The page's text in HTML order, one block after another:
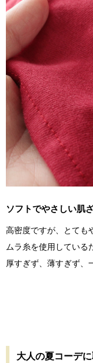
ソフトでやさしい肌ざ
高密度ですが、とても
ムラ糸を使用している
厚すぎず、薄すぎず、
大人の夏コーデ